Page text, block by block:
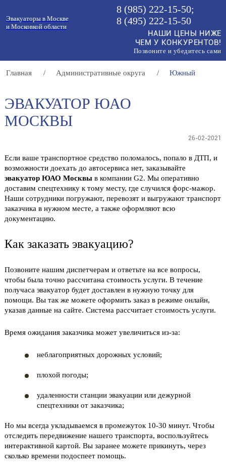
Эвакуаторы в Москве
и Московкой области
8 (985) 222-15-50;
8 (495) 222-15-50
НАШИ ЦЕНЫ НИЖЕ
ЧЕМ У КОНКУРЕНТОВ!
Позвоните и убедитесь сами
Главная / Административные округа / Южный
ЭВАКУАТОР ЮАО
МОСКВЫ
26-02-2021
Если ваше транспортное средство поломалось, попало в ДТП, и
возможности доехать до автосервиса нет, заказывайте
эвакуатор ЮАО Москвыв компании G2. Мы оперативно
доставим спецтехнику к тому месту, где случился форс-мажор.
Наши сотрудники погружают, перевозят и выгружают транспорт
заказчика в нужном месте, а также оформляют всю
документацию.
Как заказать эвакуацию?
Позвоните нашим диспетчерам и ответьте на все вопросы,
чтобы была точно рассчитана стоимость услуги. В течение
получаса эвакуатор будет доставлен в нужную точку для
помощи. Вы так же можете оформить заказ в режиме онлайн,
указав данные на сайте. Система рассчитает стоимость услуги.
Время ожидания заказчика может увеличиться из-за:
неблагоприятных дорожных условий;
плохой погоды;
удаленности станции эвакуации или дежурной
спецтехники от заказчика;
Но мы всегда укладываемся в промежуток 10-30 минут. Чтобы
отследить передвижение нашего транспорта, воспользуйтесь
интерактивной картой. Вы заранее можете прикинуть, через
сколько времени подоспеет помощь.